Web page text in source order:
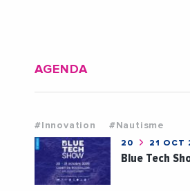
AGENDA
#Innovation #Nautisme
20 21 OCT
Blue Tech